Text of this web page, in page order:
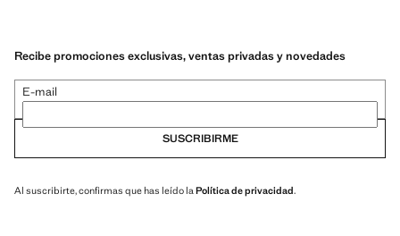
Recibe promociones exclusivas, ventas privadas y novedades
E-mail
SUSCRIBIRME
Al suscribirte, confirmas que has leído la Política de privacidad.